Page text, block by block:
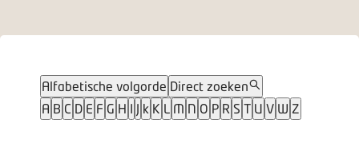
Alfabetische volgorde Direct zoeken
A B C D E F G H I J k K L M N O P R S T U V W Z